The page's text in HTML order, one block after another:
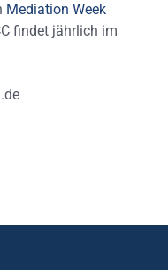
Mediation Week
findet jährlich im